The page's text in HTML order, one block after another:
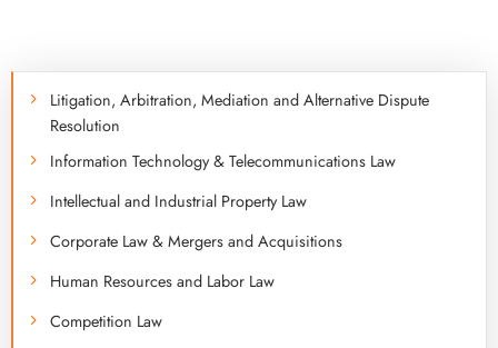
Litigation, Arbitration, Mediation and Alternative Dispute
Resolution
Information Technology & Telecommunications Law
Intellectual and Industrial Property Law
Corporate Law & Mergers and Acquisitions
Human Resources and Labor Law
Competition Law